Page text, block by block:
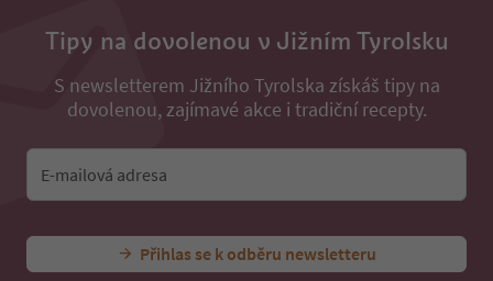
Tipy na dovolenou v Jižním Tyrolsku
S newsletterem Jižního Tyrolska získáš tipy na
dovolenou, zajímavé akce i tradiční recepty.
E-mailová adresa
Přihlas se k odběru newsletteru